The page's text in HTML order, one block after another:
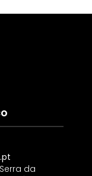
da